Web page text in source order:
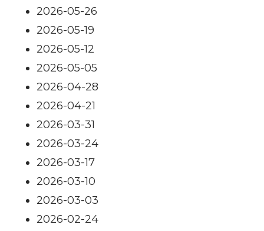
2026-05-26
2026-05-19
2026-05-12
2026-05-05
2026-04-28
2026-04-21
2026-03-31
2026-03-24
2026-03-17
2026-03-10
2026-03-03
2026-02-24